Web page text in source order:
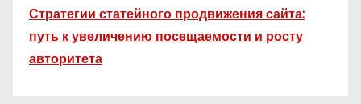
Стратегии статейного продвижения сайта:
путь к увеличению посещаемости и росту
авторитета